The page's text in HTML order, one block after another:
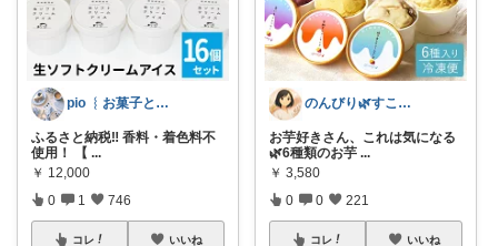
pio ︴お菓子と暮らしのおすすめ
ふるさと納税‼︎ 香料・着色料不
使用！ 【 ...
￥ 12,000
0 1 746
コレ いいね
のんびり🌿すこやか暮らし
お芋好きさん、これは気になる
🌿6種類のお芋 ...
￥ 3,580
0 0 221
コレ いいね